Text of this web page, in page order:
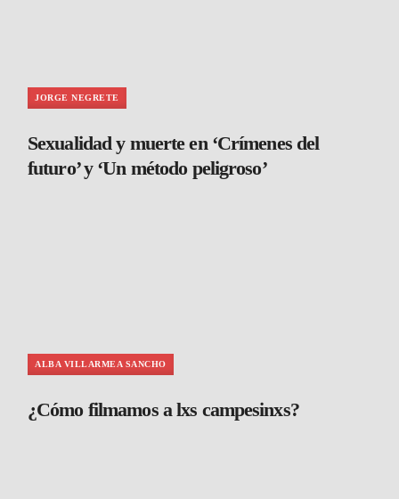
JORGE NEGRETE
Sexualidad y muerte en ‘Crímenes del
futuro’ y ‘Un método peligroso’
ALBA VILLARMEA SANCHO
¿Cómo filmamos a lxs campesinxs?